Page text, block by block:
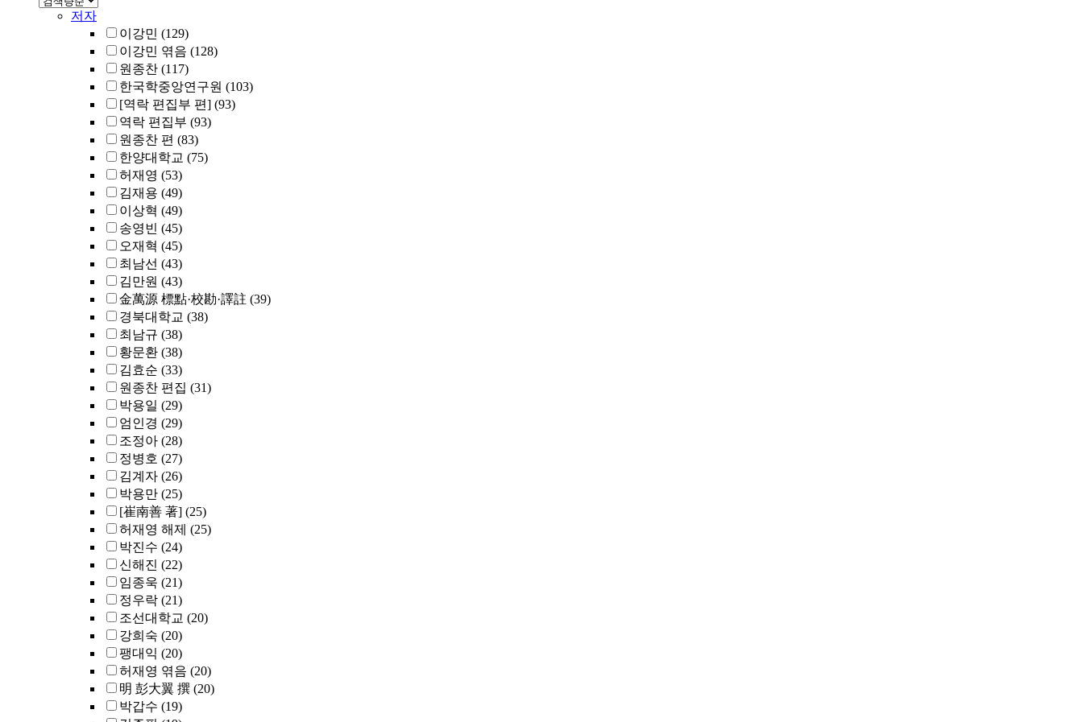
저자
이강민 (129)
이강민 엮음 (128)
원종찬 (117)
한국학중앙연구원 (103)
[역락 편집부 편] (93)
역락 편집부 (93)
원종찬 편 (83)
한양대학교 (75)
허재영 (53)
김재용 (49)
이상혁 (49)
송영빈 (45)
오재혁 (45)
최남선 (43)
김만원 (43)
金萬源 標點·校勘·譯註 (39)
경북대학교 (38)
최남규 (38)
황문환 (38)
김효순 (33)
원종찬 편집 (31)
박용일 (29)
엄인경 (29)
조정아 (28)
정병호 (27)
김계자 (26)
박용만 (25)
[崔南善 著] (25)
허재영 해제 (25)
박진수 (24)
신해진 (22)
임종욱 (21)
정우락 (21)
조선대학교 (20)
강희숙 (20)
팽대익 (20)
허재영 엮음 (20)
明 彭大翼 撰 (20)
박갑수 (19)